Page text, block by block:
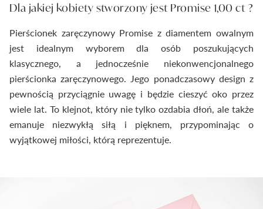
Dla jakiej kobiety stworzony jest Promise 1,00 ct ?
Pierścionek zaręczynowy Promise z diamentem owalnym
jest idealnym wyborem dla osób poszukujących
klasycznego, a jednocześnie niekonwencjonalnego
pierścionka zaręczynowego. Jego ponadczasowy design z
pewnością przyciągnie uwagę i będzie cieszyć oko przez
wiele lat. To klejnot, który nie tylko ozdabia dłoń, ale także
emanuje niezwykłą siłą i pięknem, przypominając o
wyjątkowej miłości, którą reprezentuje.